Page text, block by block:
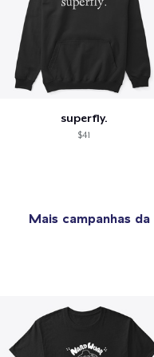
superfly.
$41
Mais campanhas da